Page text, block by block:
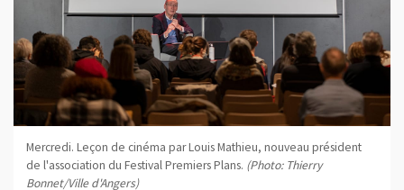
Mercredi. Leçon de cinéma par Louis Mathieu, nouveau président
de l'association du Festival Premiers Plans. (Photo: Thierry
Bonnet/Ville d'Angers)